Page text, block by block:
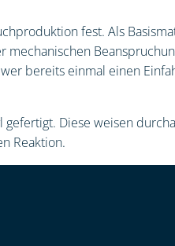
fest. Als
bereits einmal einen
Diese weisen
Reaktion.